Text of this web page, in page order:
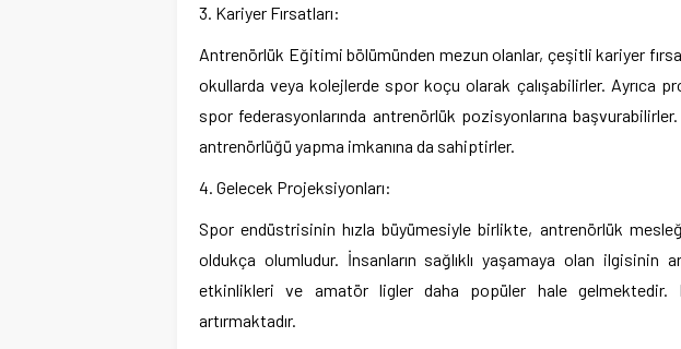
3. Kariyer Fırsatları:
Antrenörlük Eğitimi bölümünden mezun olanlar, çeşitli kariyer
okullarda veya kolejlerde spor koçu olarak çalışabilirler. Ayrıca
spor federasyonlarında antrenörlük pozisyonlarına
antrenörlüğü yapma imkanına da sahiptirler.
4. Gelecek Projeksiyonları:
Spor endüstrisinin hızla büyümesiyle birlikte, antrenörlük
oldukça olumludur. İnsanların sağlıklı yaşamaya olan ilgisinin
etkinlikleri ve amatör ligler daha popüler hale gelmektedir.
artırmaktadır.